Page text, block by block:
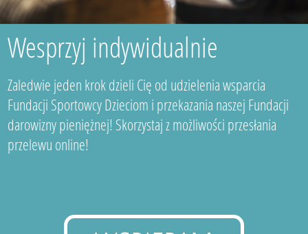
Wesprzyj indywidualnie
Zaledwie jeden krok dzieli Cię od udzielenia wsparcia
Fundacji Sportowcy Dzieciom i przekazania naszej Fundacji
darowizny pieniężnej! Skorzystaj z możliwości przesłania
przelewu online!